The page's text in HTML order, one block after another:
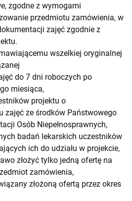
zgodne z wymogami
przedmiotu zamówienia, w
zajęć zgodnie z
wszelkiej oryginalnej
do 7 dni roboczych po
miesiąca,
projektu o
zajęć ze środków Państwowego
Osób Niepełnosprawnych,
badań lekarskich uczestników
ich do udziału w projekcie,
złożyć tylko jedną ofertę na
zamówienia,
złożoną ofertą przez okres